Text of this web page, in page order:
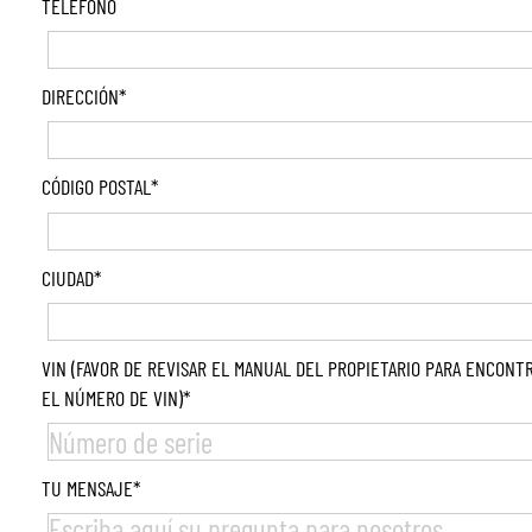
TELÉFONO
DIRECCIÓN*
CÓDIGO POSTAL*
CIUDAD*
VIN (FAVOR DE REVISAR EL MANUAL DEL PROPIETARIO PARA
EL NÚMERO DE VIN)*
TU MENSAJE*